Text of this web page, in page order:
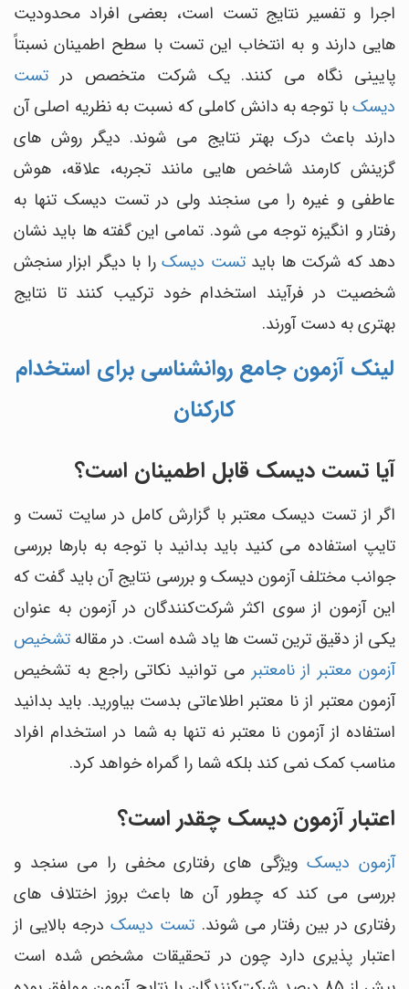
اجرا و تفسیر نتایج تست است، بعضی افراد محدودیت
هایی دارند و به انتخاب این تست با سطح اطمینان نسبتاً
پایینی نگاه می کنند. یک شرکت متخصص در تست
دیسکبا توجه به دانش کاملی که نسبت به نظریه اصلی آن
دارند باعث درک بهتر نتایج می شوند. دیگر روش های
گزینش کارمند شاخص هایی مانند تجربه، علاقه، هوش
عاطفی و غیره را می سنجند ولی در تست دیسک تنها به
رفتار و انگیزه توجه می شود. تمامی این گفته ها باید نشان
دهد که شرکت ها بایدتست دیسکرا با دیگر ابزار سنجش
شخصیت در فرآیند استخدام خود ترکیب کنند تا نتایج
بهتری به دست آورند.
لینک آزمون جامع روانشناسی برای استخدام
کارکنان
آیا تست دیسک قابل اطمینان است؟
اگر از تست دیسک معتبر با گزارش کامل در سایت تست و
تایپ استفاده می کنید باید بدانید با توجه به بارها بررسی
جوانب مختلف آزمون دیسک و بررسی نتایج آن باید گفت که
این آزمون از سوی اکثر شرکت‌کنندگان در آزمون به عنوان
یکی از دقیق ترین تست ها یاد شده است. در مقاله تشخیص
آزمون معتبر از نامعتبر می توانید نکاتی راجع به تشخیص
آزمون معتبر از نا معتبر اطلاعاتی بدست بیاورید. باید بدانید
استفاده از آزمون نا معتبر نه تنها به شما در استخدام افراد
مناسب کمک نمی کند بلکه شما را گمراه خواهد کرد.
اعتبار آزمون دیسک چقدر است؟
آزمون دیسکویژگی های رفتاری مخفی را می سنجد و
بررسی می کند که چطور آن ها باعث بروز اختلاف های
رفتاری در بین رفتار می شوند. تست دیسکدرجه بالایی از
اعتبار پذیری دارد چون در تحقیقات مشخص شده است